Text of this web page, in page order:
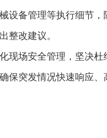
设备管理等执行细节
整改建议。
现场安全管理，坚决
保突发情况快速响应